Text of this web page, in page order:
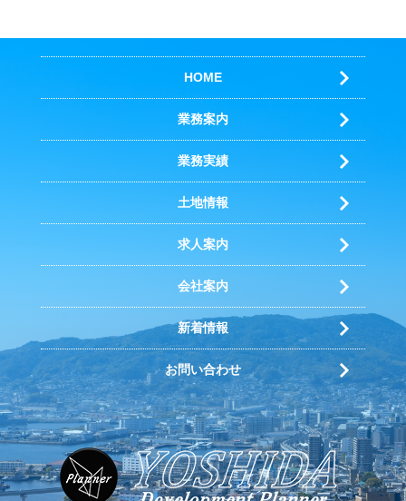
HOME
業務案内
業務実績
土地情報
求人案内
会社案内
新着情報
お問い合わせ